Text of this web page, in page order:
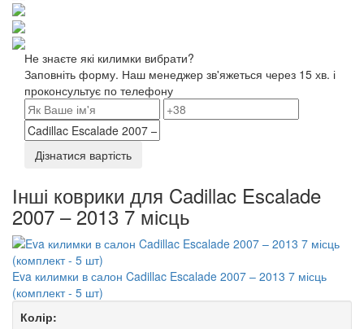
Не знаєте які килимки вибрати?
Заповніть форму. Наш менеджер зв'яжеться через 15 хв. і
проконсультує по телефону
Дізнатися вартість
Інші коврики для Cadillac Escalade
2007 – 2013 7 місць
Eva килимки в салон Cadillac Escalade 2007 – 2013 7 місць
(комплект - 5 шт)
Колір: